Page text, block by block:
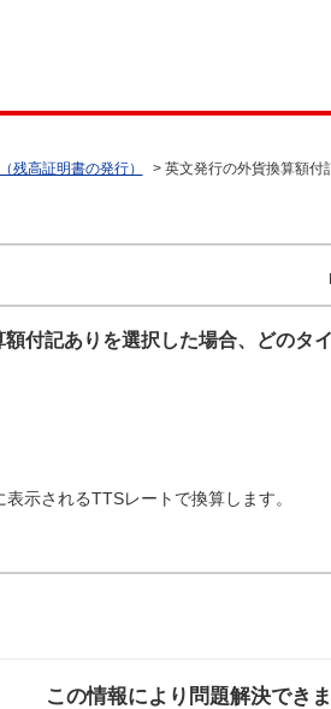
残高証明書の発行） > 英文発行の外貨換算額付
付記ありを選択した場合、どのタ
示されるTTSレートで換算します。
この情報により問題解決でき